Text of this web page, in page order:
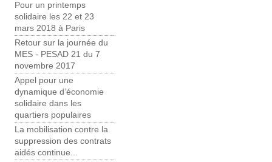
Pour un printemps
solidaire les 22 et 23
mars 2018 à Paris
Retour sur la journée du
MES - PESAD 21 du 7
novembre 2017
Appel pour une
dynamique d’économie
solidaire dans les
quartiers populaires
La mobilisation contre la
suppression des contrats
aidés continue...